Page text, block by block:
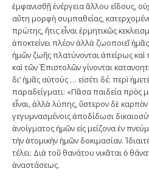
ἐμφανισθῇ ἐνέργεια ἄλλου εἴδους,
αὕτη μορφὴ συμπαθείας,
πρώτης, ἥτις εἶναι ἑρμητικῶς
ἀποκτείνει πλέον ἀλλὰ ζωοποιεῖ
ἡμῶν ζωῆς πλατύνονται ἀπείρως
καὶ τῶν Ἐπιστολῶν γίνονται
δι’ ἡμᾶς αὐτούς … εἰσέτι δέ: περὶ
παραδείγματι: «Πᾶσα παιδεία πρὸς
εἶναι, ἀλλὰ λύπης, ὕστερον δὲ καρπὸν
γεγυμνασμένοις ἀποδίδωσι
ἀνοίγματος ἡμῶν εἰς μείζονα ἐν
τὴν ἀτομικὴν ἡμῶν δοκιμασίαν.
τέλει: Διὰ τοῦ θανάτου νικᾶται ὁ
ἀναστάσεως.